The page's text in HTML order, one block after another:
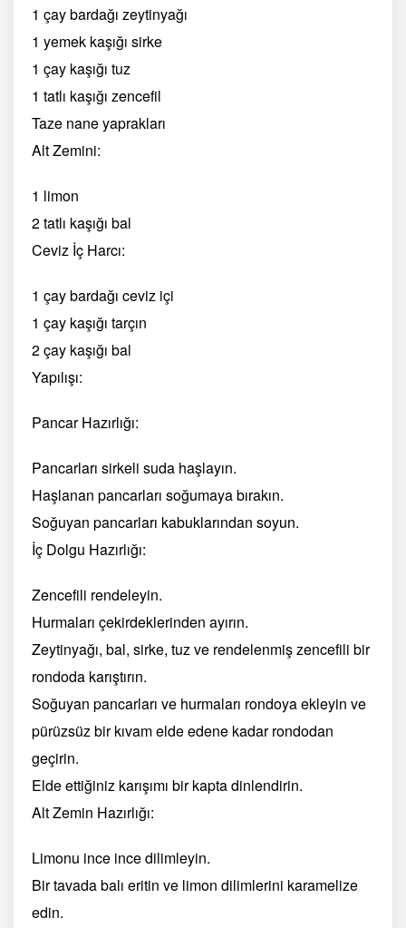
1 çay bardağı zeytinyağı
1 yemek kaşığı sirke
1 çay kaşığı tuz
1 tatlı kaşığı zencefil
Taze nane yaprakları
Alt Zemini:
1 limon
2 tatlı kaşığı bal
Ceviz İç Harcı:
1 çay bardağı ceviz içi
1 çay kaşığı tarçın
2 çay kaşığı bal
Yapılışı:
Pancar Hazırlığı:
Pancarları sirkeli suda haşlayın.
Haşlanan pancarları soğumaya bırakın.
Soğuyan pancarları kabuklarından soyun.
İç Dolgu Hazırlığı:
Zencefili rendeleyin.
Hurmaları çekirdeklerinden ayırın.
Zeytinyağı, bal, sirke, tuz ve rendelenmiş zencefili bir
rondoda karıştırın.
Soğuyan pancarları ve hurmaları rondoya ekleyin ve
pürüzsüz bir kıvam elde edene kadar rondodan
geçirin.
Elde ettiğiniz karışımı bir kapta dinlendirin.
Alt Zemin Hazırlığı:
Limonu ince ince dilimleyin.
Bir tavada balı eritin ve limon dilimlerini karamelize
edin.